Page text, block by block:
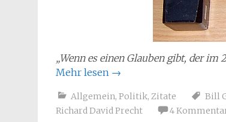
„Wenn es einen Glauben gibt, der im
Mehr lesen →
Allgemein, Politik, Zitate Bill
Richard David Precht
4